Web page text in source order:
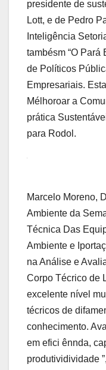
presidente de
Lott, e de Pedro
Inteligência
tambésm “O Pará
de Políticos
Empresariais.
Mélhoroar a
prática
para Rodol.
Marcelo Moreno,
Ambiente da
Técnica Das
Ambiente e
na Análise e
Corpo Técrico de
excelente nível
técricos de
conhecimento.
em efici ênnda,
produtividividade